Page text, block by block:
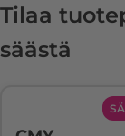
Tilaa
säästä